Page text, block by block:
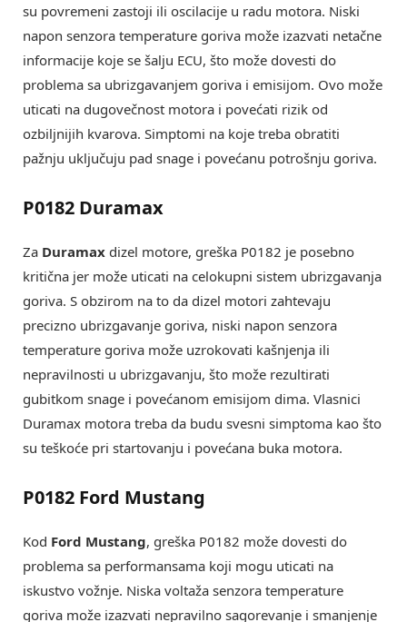
su povremeni zastoji ili oscilacije u radu motora. Niski
napon senzora temperature goriva može izazvati netačne
informacije koje se šalju ECU, što može dovesti do
problema sa ubrizgavanjem goriva i emisijom. Ovo može
uticati na dugovečnost motora i povećati rizik od
ozbiljnijih kvarova. Simptomi na koje treba obratiti
pažnju uključuju pad snage i povećanu potrošnju goriva.
P0182 Duramax
Za Duramax dizel motore, greška P0182 je posebno
kritična jer može uticati na celokupni sistem ubrizgavanja
goriva. S obzirom na to da dizel motori zahtevaju
precizno ubrizgavanje goriva, niski napon senzora
temperature goriva može uzrokovati kašnjenja ili
nepravilnosti u ubrizgavanju, što može rezultirati
gubitkom snage i povećanom emisijom dima. Vlasnici
Duramax motora treba da budu svesni simptoma kao što
su teškoće pri startovanju i povećana buka motora.
P0182 Ford Mustang
Kod Ford Mustang, greška P0182 može dovesti do
problema sa performansama koji mogu uticati na
iskustvo vožnje. Niska voltaža senzora temperature
goriva može izazvati nepravilno sagorevanje i smanjenje